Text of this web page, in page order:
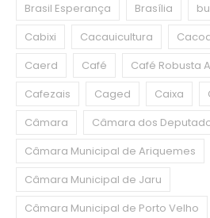
Brasil Esperança
Brasília
Cabixi
Cacauicultura
Caerd
Café
Café Robusta
Cafezais
Caged Caixa
Câmara
Câmara dos
Câmara Municipal de Ariquemes
Câmara Municipal de Jaru
Câmara Municipal de Porto Velho